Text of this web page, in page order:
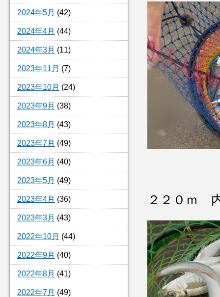
2024年5月 (42)
2024年4月 (44)
2024年3月 (11)
2023年11月 (7)
2023年10月 (24)
2023年9月 (38)
2023年8月 (43)
2023年7月 (49)
2023年6月 (40)
2023年5月 (49)
2023年4月 (36)
2023年3月 (43)
2022年10月 (44)
2022年9月 (40)
2022年8月 (41)
2022年7月 (49)
２２０ｍ